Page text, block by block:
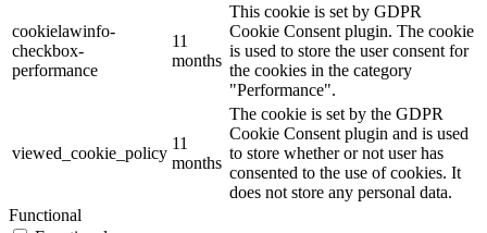
cookielawinfo-
checkbox-
performance
11
months
This cookie is set by GDPR
Cookie Consent plugin. The cookie
is used to store the user consent for
the cookies in the category
"Performance".
viewed_cookie_policy
11
months
The cookie is set by the GDPR
Cookie Consent plugin and is used
to store whether or not user has
consented to the use of cookies. It
does not store any personal data.
Functional